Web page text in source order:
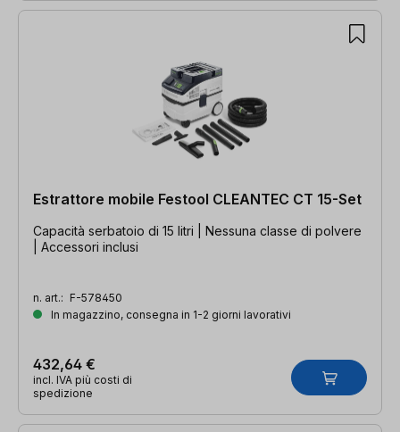
Estrattore mobile Festool CLEANTEC CT 15-Set
Capacità serbatoio di 15 litri | Nessuna classe di polvere
| Accessori inclusi
n. art.: F-578450
In magazzino, consegna in 1-2 giorni lavorativi
432,64 €
incl. IVA più costi di
spedizione